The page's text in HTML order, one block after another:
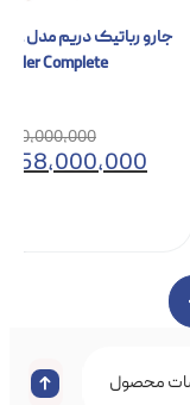
Roller Complete
280,000,000
258,000,000
محصول